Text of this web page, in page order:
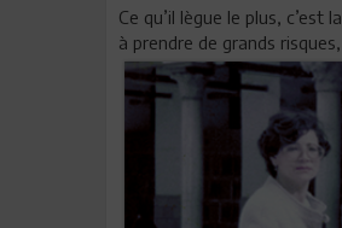
Ce qu’il lègue le plus,
à prendre de grands